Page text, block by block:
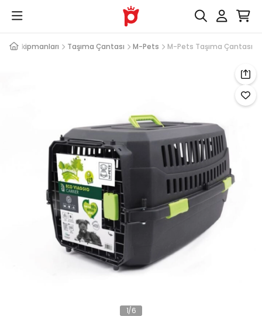
Ekipmanları Taşıma Çantası M-Pets M-Pets Taşıma Çantası
1/6